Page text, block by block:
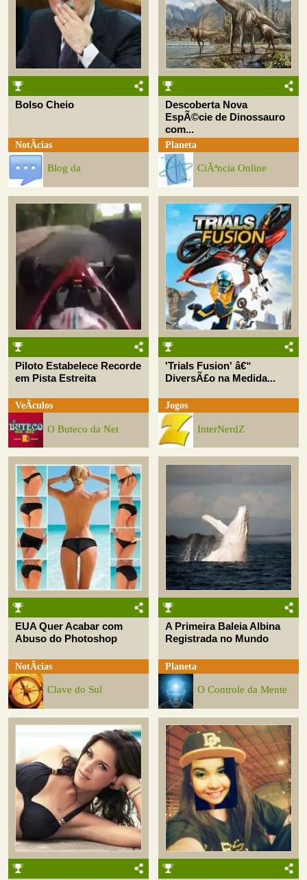
Bolso Cheio
NotÃ­cias
Blog da
Descoberta Nova
EspÃ©cie de Dinossauro
com...
Planeta
CiÃªncia Online
Piloto Estabelece Recorde
em Pista Estreita
VeÃ­culos
O Buteco da Net
'Trials Fusion' â€“
DiversÃ£o na Medida...
Jogos
InterNerdZ
EUA Quer Acabar com
Abuso do Photoshop
NotÃ­cias
Clave do Sul
A Primeira Baleia Albina
Registrada no Mundo
Planeta
O Controle da Mente